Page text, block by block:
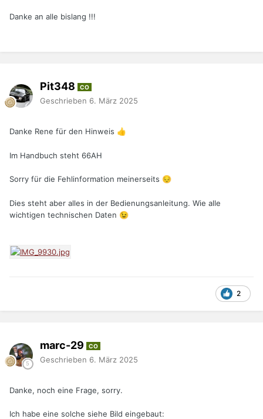
Danke an alle bislang !!!
Pit348 CO
Geschrieben 6. März 2025
Danke Rene für den Hinweis 👍
Im Handbuch steht 66AH
Sorry für die Fehlinformation meinerseits 😔
Dies steht aber alles in der Bedienungsanleitung. Wie alle
wichtigen technischen Daten 😉
2
marc-29 CO
Geschrieben 6. März 2025
Danke, noch eine Frage, sorry.
Ich habe eine solche siehe Bild eingebaut: